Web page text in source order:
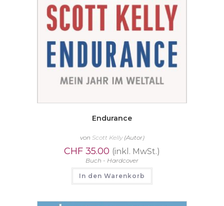
Endurance
von Scott Kelly(Autor)
CHF 35.00 (inkl. MwSt.)
Buch - Hardcover
In den Warenkorb